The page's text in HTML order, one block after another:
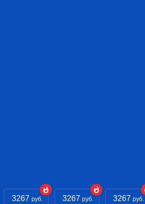
3267 руб.
3267 руб.
3267 руб.